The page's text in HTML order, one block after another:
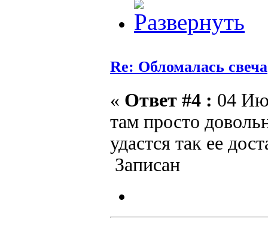
Re: Обломалась свеча
« Ответ #4 : 04
там просто
удастся так ее
Записан